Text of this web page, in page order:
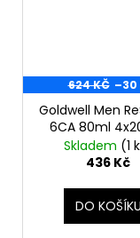
624 KČ –30
Goldwell Men
6CA 80ml
Cool Ash Dark
Skladem (1
436 Kč
DO KOŠÍKU